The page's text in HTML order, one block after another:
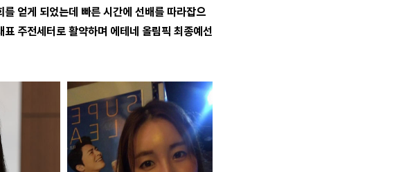
얻게 되었는데 빠른 시간에 선배를 따라잡으
주전세터로 활약하며 에테네 올림픽 최종예선